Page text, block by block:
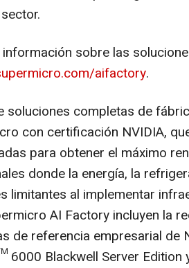
sobre las
aifactory.
soluciones completas de
con certificación NVIDIA,
para obtener el máximo
donde la energía, la
limitantes al implementar
AI Factory incluyen la
de referencia empresarial de
6000 Blackwell Server